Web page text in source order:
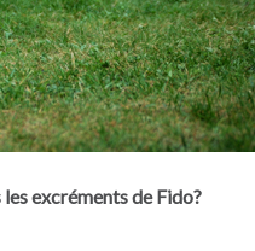
les excréments de Fido?